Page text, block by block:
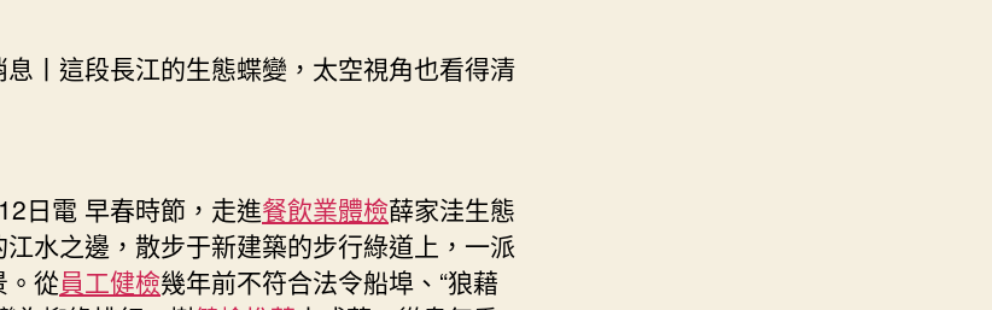
的
生
傳
醫
院
健
丨這段長江的生態蝶變，太空視角也看得清
日電 早春時節，走進餐飲業體檢薛家洼生態
水之邊，散步于新建築的步行綠道上，一派
。從員工健檢幾年前不符合法令船埠、“狼藉